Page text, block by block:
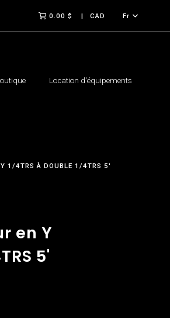
0.00 $ CAD Fr
Location d'équipements
1/4TRS À DOUBLE 1/4TRS 5'
en Y
5'